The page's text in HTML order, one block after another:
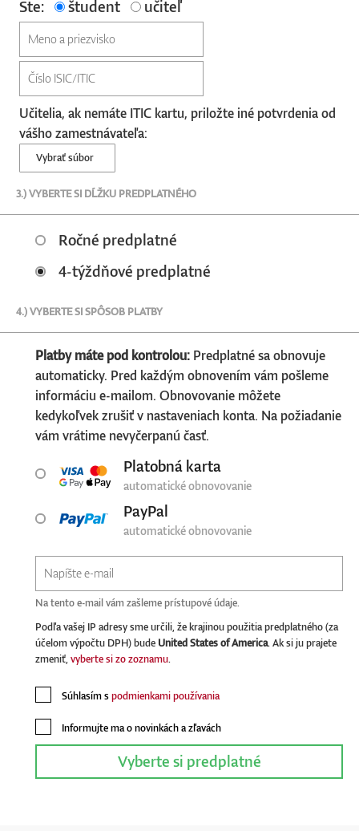
Ste: študent učiteľ
Učitelia, ak nemáte ITIC kartu, priložte iné potvrdenia od
vášho zamestnávateľa:
Vybrať súbor
3.) VYBERTE SI DĹŽKU PREDPLATNÉHO
Ročné predplatné
4-týždňové predplatné
4.) VYBERTE SI SPÔSOB PLATBY
Platby máte pod kontrolou: Predplatné sa obnovuje
automaticky. Pred každým obnovením vám pošleme
informáciu e-mailom. Obnovovanie môžete
kedykoľvek zrušiť v nastaveniach konta. Na požiadanie
vám vrátime nevyčerpanú časť.
Platobná karta
automatické obnovovanie
PayPal
automatické obnovovanie
Na tento e-mail vám zašleme prístupové údaje.
Podľa vašej IP adresy sme určili, že krajinou použitia predplatného (za
účelom výpočtu DPH) bude United States of America. Ak si ju prajete
zmeniť,vyberte si zo zoznamu.
Súhlasím spodmienkami používania
Informujte ma o novinkách a zľavách
Vyberte si predplatné